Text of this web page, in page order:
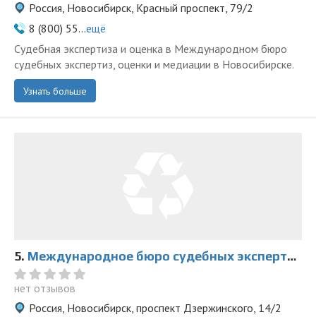
Россия, Новосибирск, Красный проспект, 79/2
8 (800) 55...ещё
Судебная экспертиза и оценка в Международном бюро
судебных экспертиз, оценки и медиации в Новосибирске.
Узнать больше
5. Международное бюро судебных экспертиз, оценки и медиации на Дзержинского
нет отзывов
Россия, Новосибирск, проспект Дзержинского, 14/2